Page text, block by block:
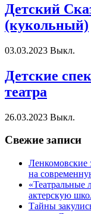
Детский
(кукольный)
03.03.2023 Выкл.
Детские
театра
26.03.2023 Выкл.
Свежие записи
Ленкомовские
на
«Театральные
актерскую
Тайны